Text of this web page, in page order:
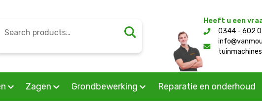
public_html/wp-content/themes/mourik/woocommerce/single-
Search
Heeft u een
0344 - 602
Zagen Grondbewerking Reparatie en onderhoud